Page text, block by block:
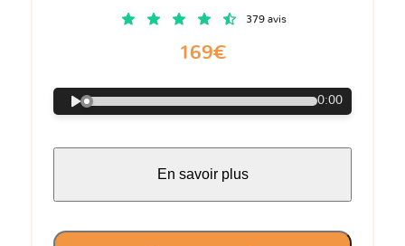
379 avis
169€
0:00
En savoir plus